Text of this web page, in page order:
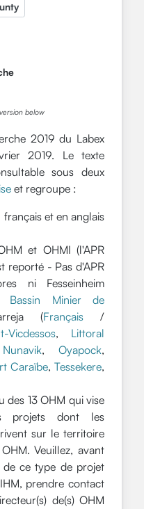
below
2019 du Labex
2019. Le texte
sous deux
et regroupe :
et en anglais
et OHMI (l'APR
reporté - Pas d'APR
ni Fesseinheim
Bassin Minier de
(Français /
Vicdessos, Littoral
Nunavik, Oyapock,
Caraïbe, Tessekere,
des 13 OHM qui vise
projets dont les
sur le territoire
Veuillez, avant
de ce type de projet
prendre contact
de(s) OHM